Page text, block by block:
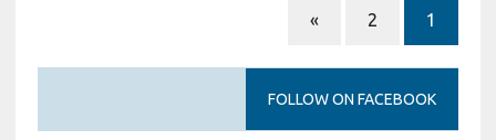
1
2
»
FOLLOW ON FACEBOOK